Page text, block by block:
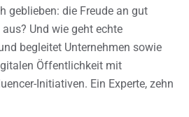
geblieben: die Freude an gut
Und wie geht echte
begleitet Unternehmen sowie
Öffentlichkeit mit
Initiativen. Ein Experte, zehn